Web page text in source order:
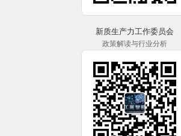
新质生产力工作委员会
政策解读与行业分析